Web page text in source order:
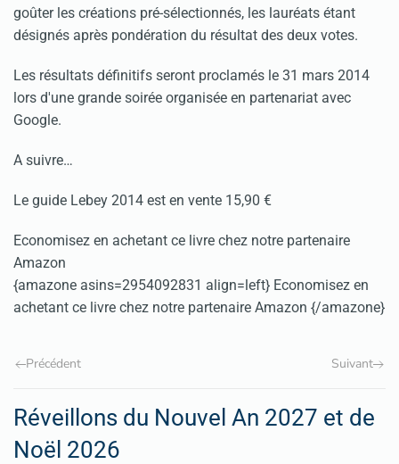
goûter les créations pré-sélectionnés, les lauréats étant
désignés après pondération du résultat des deux votes.
Les résultats définitifs seront proclamés le 31 mars 2014
lors d'une grande soirée organisée en partenariat avec
Google.
A suivre…
Le guide Lebey 2014 est en vente 15,90 €
Economisez en achetant ce livre chez notre partenaire
Amazon
{amazone asins=2954092831 align=left} Economisez en
achetant ce livre chez notre partenaire Amazon {/amazone}
Précédent Suivant
Réveillons du Nouvel An 2027 et de
Noël 2026